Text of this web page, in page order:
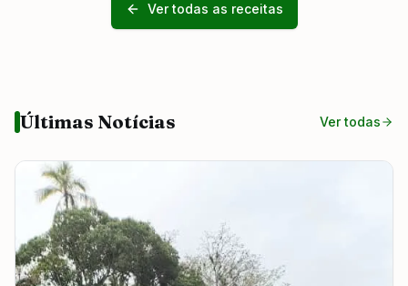
Ver todas as receitas
Últimas Notícias Ver todas